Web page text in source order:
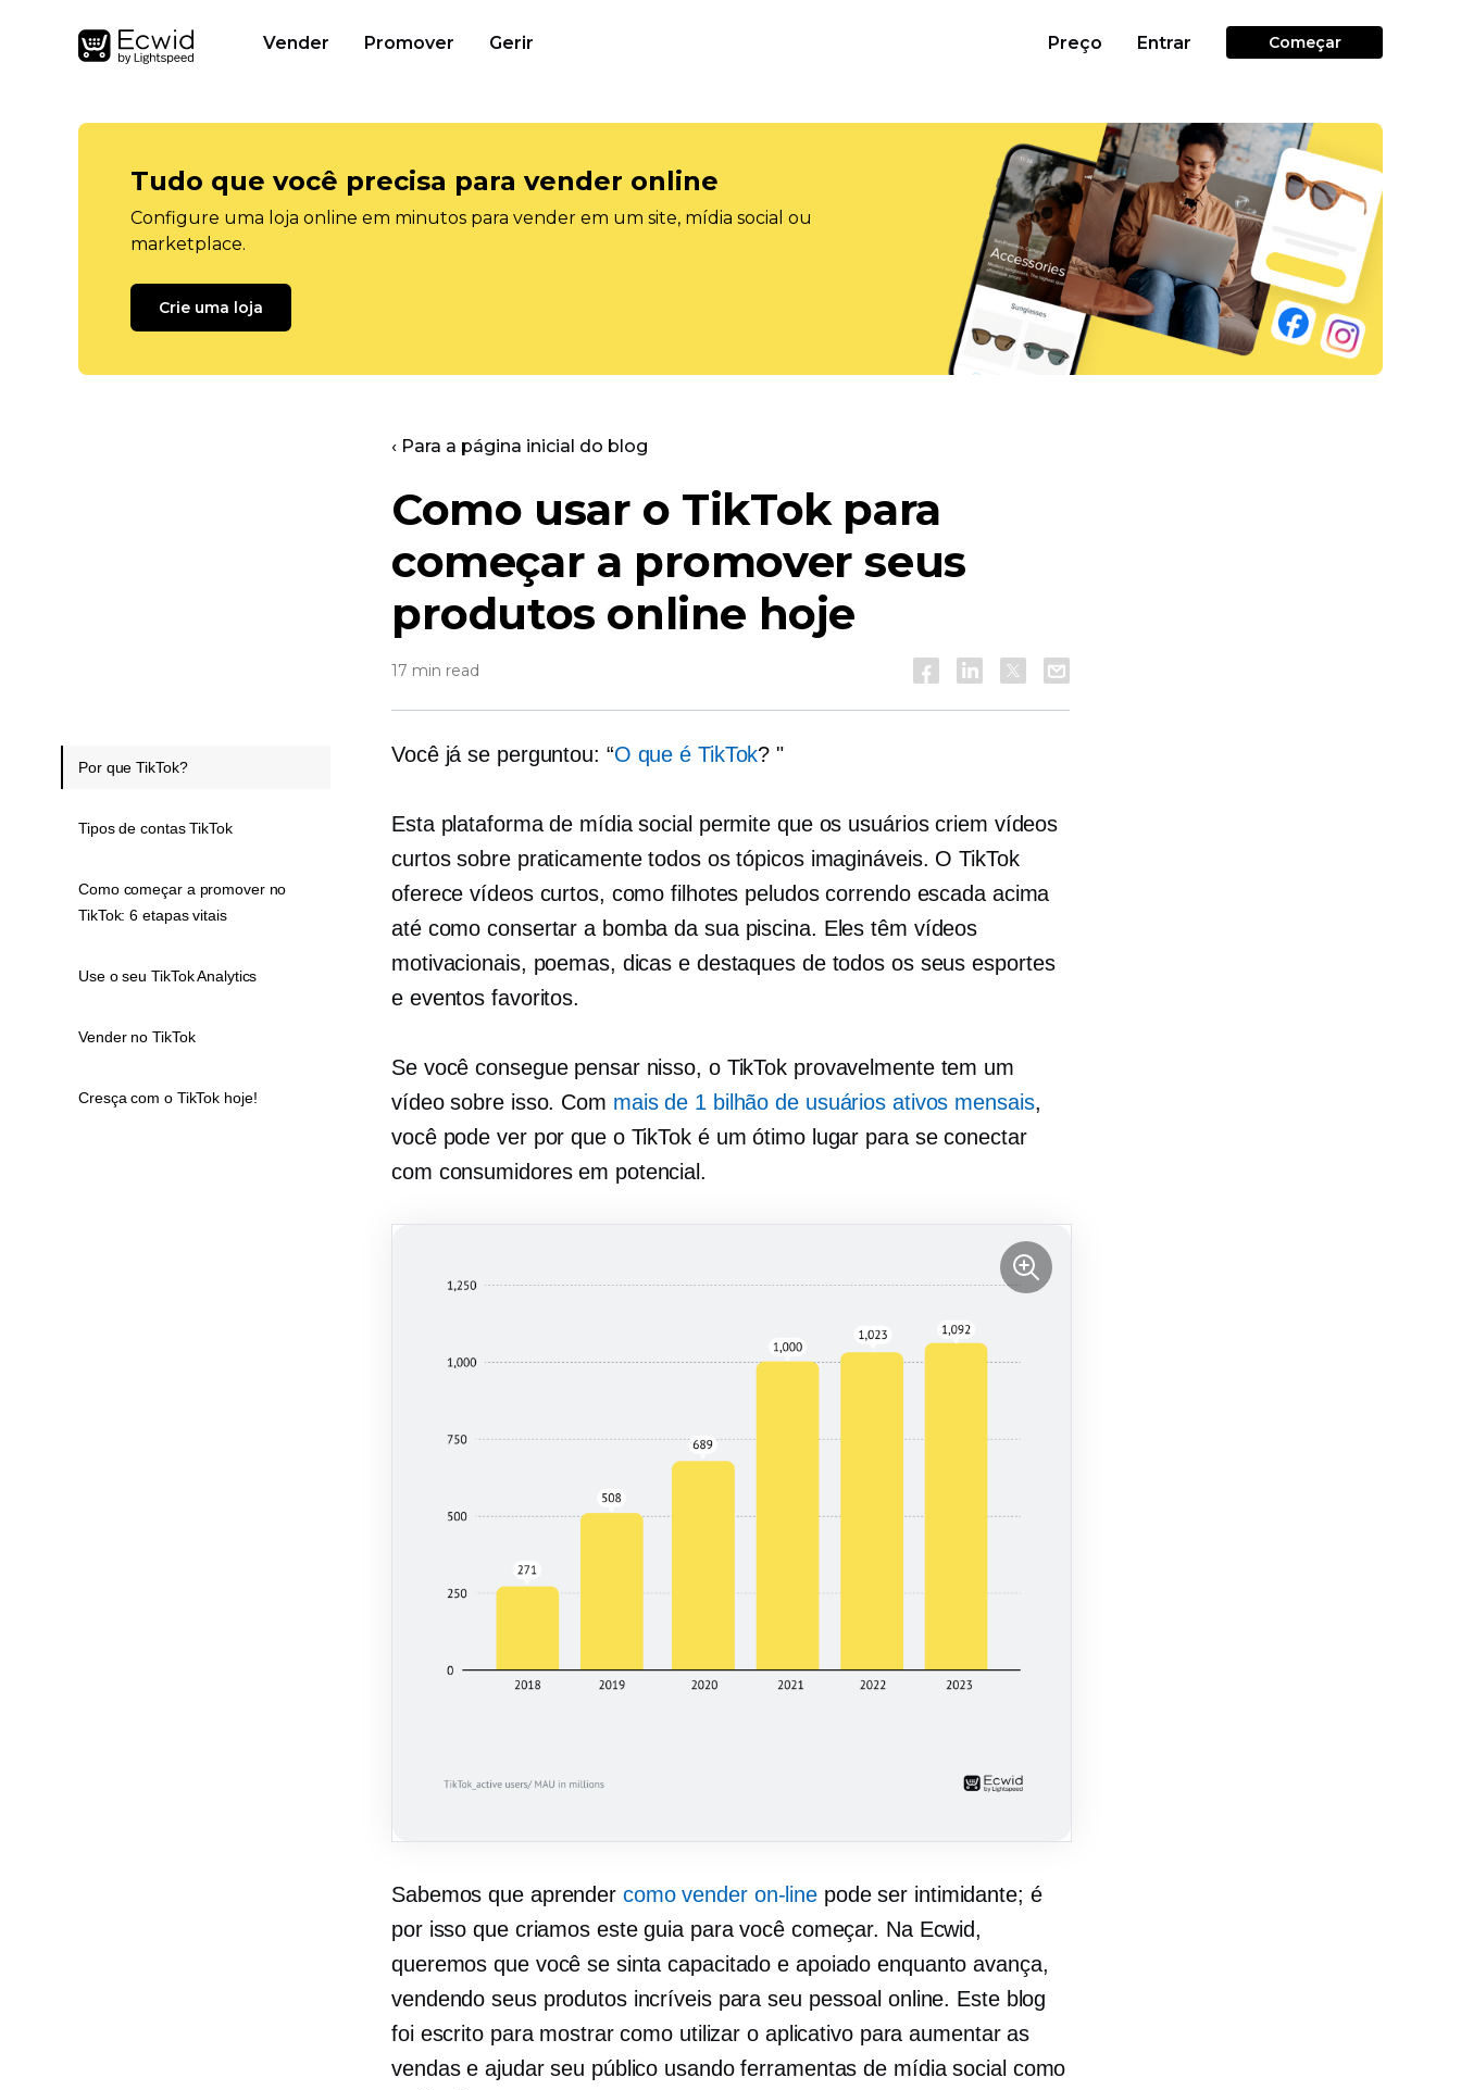
Vender Promover Gerir Preço Entrar Começar
Tudo que você precisa para vender online
Configure uma loja online em minutos para vender em um site, mídia social ou
marketplace.
Crie uma loja
‹ Para a página inicial do blog
Como usar o TikTok para
começar a promover seus
produtos online hoje
17 min read
Você já se perguntou: “O que é TikTok? "
Esta plataforma de mídia social permite que os usuários criem vídeos
curtos sobre praticamente todos os tópicos imagináveis. O TikTok
oferece vídeos curtos, como filhotes peludos correndo escada acima
até como consertar a bomba da sua piscina. Eles têm vídeos
motivacionais, poemas, dicas e destaques de todos os seus esportes
e eventos favoritos.
Se você consegue pensar nisso, o TikTok provavelmente tem um
vídeo sobre isso. Com mais de 1 bilhão de usuários ativos mensais,
você pode ver por que o TikTok é um ótimo lugar para se conectar
com consumidores em potencial.
Sabemos que aprender como vender on-line pode ser intimidante; é
por isso que criamos este guia para você começar. Na Ecwid,
queremos que você se sinta capacitado e apoiado enquanto avança,
vendendo seus produtos incríveis para seu pessoal online. Este blog
foi escrito para mostrar como utilizar o aplicativo para aumentar as
vendas e ajudar seu público usando ferramentas de mídia social como
Por que TikTok?
Tipos de contas TikTok
Como começar a promover no
TikTok: 6 etapas vitais
Use o seu TikTok Analytics
Vender no TikTok
Cresça com o TikTok hoje!